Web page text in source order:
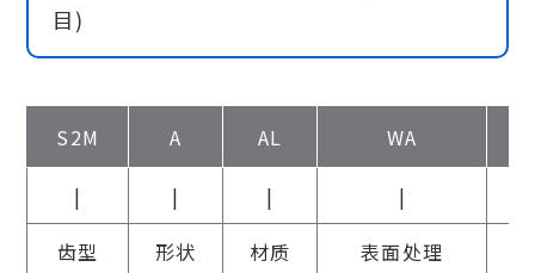
目)
S2M A AL WA
| | |
|
齿型
形状 材质 表面处理